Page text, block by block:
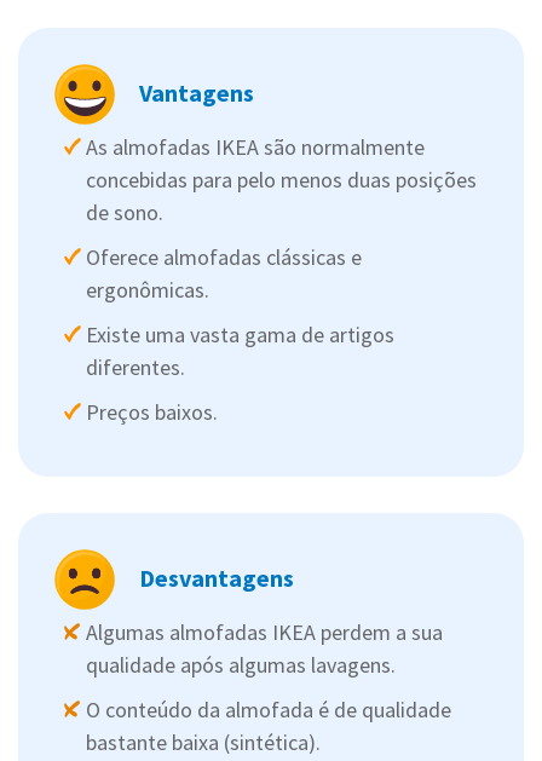
Vantagens
As almofadas IKEA são normalmente
concebidas para pelo menos duas posições
de sono.
Oferece almofadas clássicas e
ergonômicas.
Existe uma vasta gama de artigos
diferentes.
Preços baixos.
Desvantagens
Algumas almofadas IKEA perdem a sua
qualidade após algumas lavagens.
O conteúdo da almofada é de qualidade
bastante baixa (sintética).